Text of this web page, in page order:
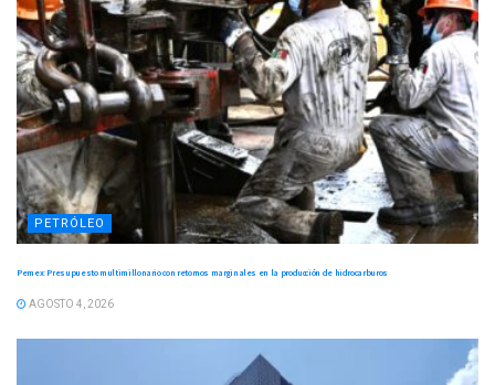
PETRÓLEO
Pemex: Presupuesto multimillonario con retornos marginales en la producción de hidrocarburos
AGOSTO 4, 2026